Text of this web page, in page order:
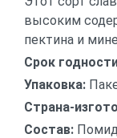
высоким
пектина и
Срок
Упаковка:
Страна-
Состав: